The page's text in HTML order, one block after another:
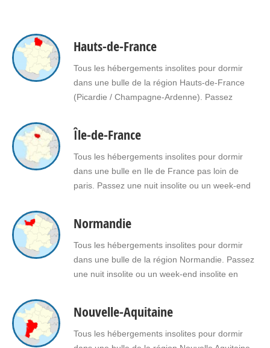
Hauts-de-France
Tous les hébergements insolites pour dormir
dans une bulle de la région Hauts-de-France
(Picardie / Champagne-Ardenne). Passez
amoureux dans une bulle en Hauts-de-France.
Faites le choix d'un séjour insolite avec jacuzzi,
spa, sauna dans une bulle en Hauts-de-
France pour vous ou pour offrir un cadeau
insolite…
Île-de-France
Tous les hébergements insolites pour dormir
dans une bulle en Ile de France pas loin de
paris. Passez une nuit insolite ou un week-end
jacuzzi, spa, sauna dans une bulle en Ile de
France pour vous ou pour offrir un…
Normandie
Tous les hébergements insolites pour dormir
dans une bulle de la région Normandie. Passez
une nuit insolite ou un week-end insolite en
sauna dans une bulle en Normandie pour vous
ou pour offrir un cadeau insolite à vos proches.
Nouvelle-Aquitaine
Tous les hébergements insolites pour dormir